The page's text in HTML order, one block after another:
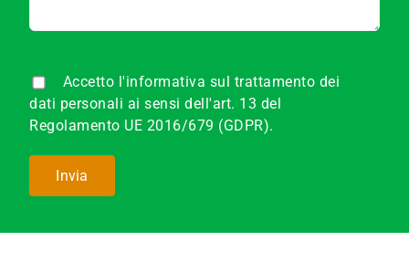
Accetto l'informativa sul trattamento dei
dati personali ai sensi dell'art. 13 del
Regolamento UE 2016/679 (GDPR).